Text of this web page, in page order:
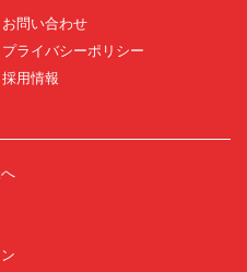
お問い合わせ
プライバシーポリシー
採用情報